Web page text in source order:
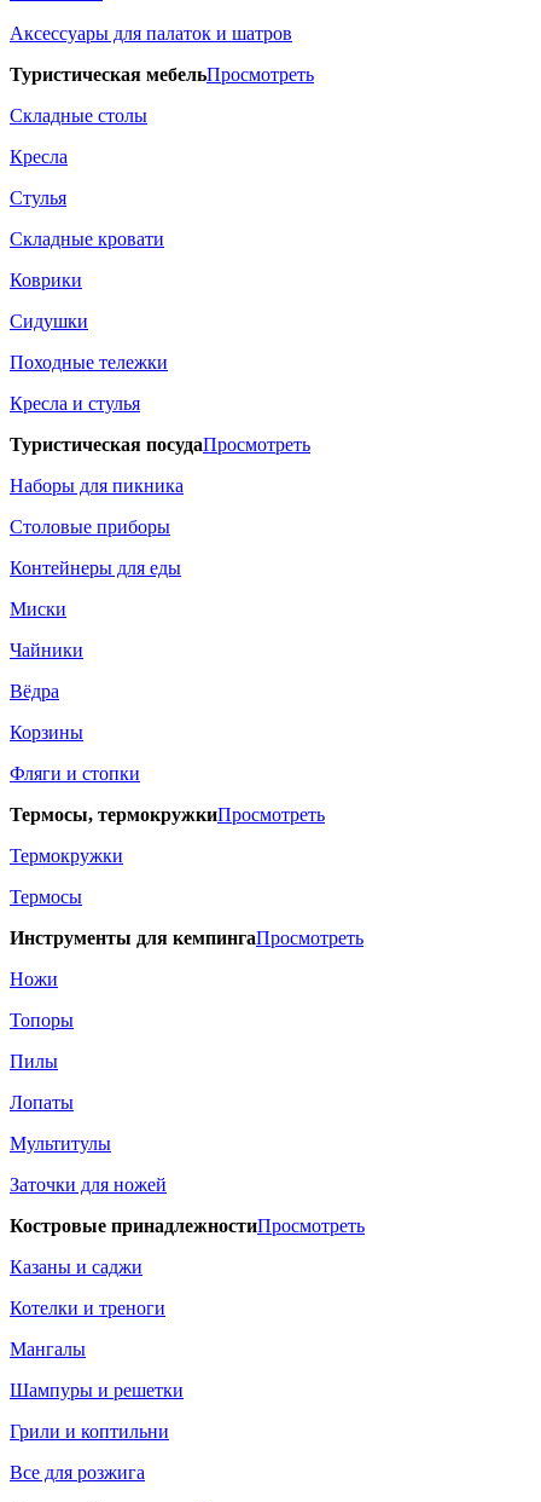
Аксессуары для палаток и шатров
Туристическая мебельПросмотреть
Складные столы
Кресла
Стулья
Складные кровати
Коврики
Сидушки
Походные тележки
Кресла и стулья
Туристическая посудаПросмотреть
Наборы для пикника
Столовые приборы
Контейнеры для еды
Миски
Чайники
Вёдра
Корзины
Фляги и стопки
Термосы, термокружкиПросмотреть
Термокружки
Термосы
Инструменты для кемпингаПросмотреть
Ножи
Топоры
Пилы
Лопаты
Мультитулы
Заточки для ножей
Костровые принадлежностиПросмотреть
Казаны и саджи
Котелки и треноги
Мангалы
Шампуры и решетки
Грили и коптильни
Все для розжига